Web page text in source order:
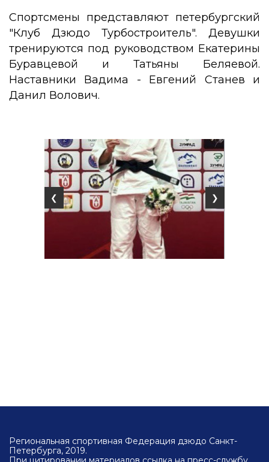
Спортсмены представляют петербургский
"Клуб Дзюдо Турбостроитель". Девушки
тренируются под руководством Екатерины
Буравцевой и Татьяны Беляевой.
Наставники Вадима - Евгений Станев и
Данил Волович.
❮ ❯
Региональная спортивная Федерация дзюдо Санкт-
Петербурга, 2019.